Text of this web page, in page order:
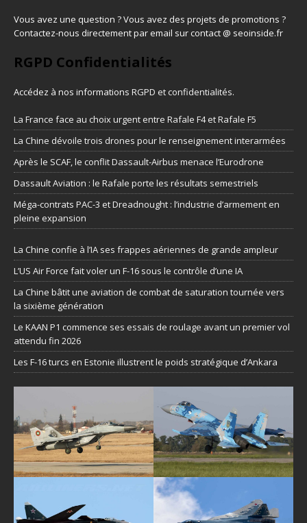
Vous avez une question ? Vous avez des projets de promotions ?
Contactez-nous directement par email sur contact @ seoinside.fr
RGPD Confidentialités
Accédez à nos informations RGPD et confidentialités.
La France face au choix urgent entre Rafale F4 et Rafale F5
La Chine dévoile trois drones pour le renseignement interarmées
Après le SCAF, le conflit Dassault-Airbus menace l’Eurodrone
Dassault Aviation : le Rafale porte les résultats semestriels
Méga-contrats PAC-3 et Dreadnought : l’industrie d’armement en
pleine expansion
La Chine confie à l’IA ses frappes aériennes de grande ampleur
L’US Air Force fait voler un F-16 sous le contrôle d’une IA
La Chine bâtit une aviation de combat de saturation tournée vers
la sixième génération
Le KAAN P1 commence ses essais de roulage avant un premier vol
attendu fin 2026
Les F-16 turcs en Estonie illustrent le poids stratégique d’Ankara